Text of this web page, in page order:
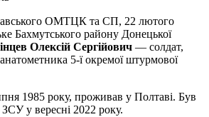
ОМТЦК та СП, 22 лютого
Бахмутського району Донецької
Олексій Сергійович — солдат,
5-ї окремої штурмової
1985 року, проживав у Полтаві. Був
у вересні 2022 року.